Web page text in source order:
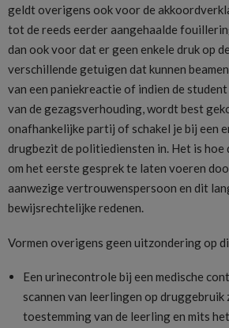
geldt overigens ook voor de
tot de reeds eerder aangehaalde
dan ook voor dat er geen enkele druk op
verschillende getuigen dat kunnen
van een paniekreactie of indien de
van de gezagsverhouding, wordt best
onafhankelijke partij of schakel je bij een
drugbezit de politiediensten in. Het is hoe
om het eerste gesprek te laten voeren
aanwezige vertrouwenspersoon en dit
bewijsrechtelijke redenen.
Vormen overigens geen uitzondering op
Een urinecontrole bij een medische
scannen van leerlingen op
toestemming van de leerling en mits